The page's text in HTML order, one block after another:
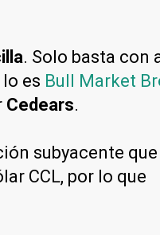
. Solo basta con
es Bull Market
Cedears.
subyacente
CCL, por lo que